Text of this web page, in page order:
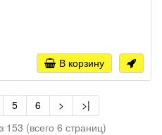
В корзину
5 6 >
>|
153 (всего 6 страниц)